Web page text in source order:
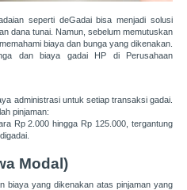
seperti deGadai bisa menjadi solusi
dana tunai. Namun, sebelum memutuskan
biaya dan bunga yang dikenakan.
dan biaya gadai HP di Perusahaan
administrasi untuk setiap transaksi gadai.
pinjaman:
Rp 2.000 hingga Rp 125.000, tergantung
Modal)
biaya yang dikenakan atas pinjaman yang